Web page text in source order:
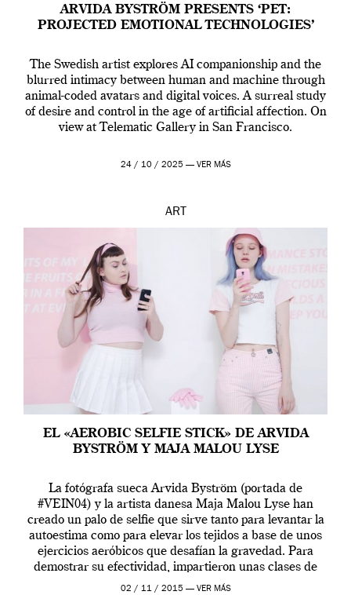
ARVIDA BYSTRÖM PRESENTS ‘PET:
PROJECTED EMOTIONAL TECHNOLOGIES’
The Swedish artist explores AI companionship and the
blurred intimacy between human and machine through
animal-coded avatars and digital voices. A surreal study
of desire and control in the age of artificial affection. On
view at Telematic Gallery in San Francisco.
24 / 10 / 2025 — VER MÁS
ART
EL «AEROBIC SELFIE STICK» DE ARVIDA
BYSTRÖM Y MAJA MALOU LYSE
La fotógrafa sueca Arvida Byström (portada de
#VEIN04) y la artista danesa Maja Malou Lyse han
creado un palo de selfie que sirve tanto para levantar la
autoestima como para elevar los tejidos a base de unos
ejercicios aeróbicos que desafían la gravedad. Para
demostrar su efectividad, impartieron unas clases de
prueba en el Tate […]
02 / 11 / 2015 — VER MÁS